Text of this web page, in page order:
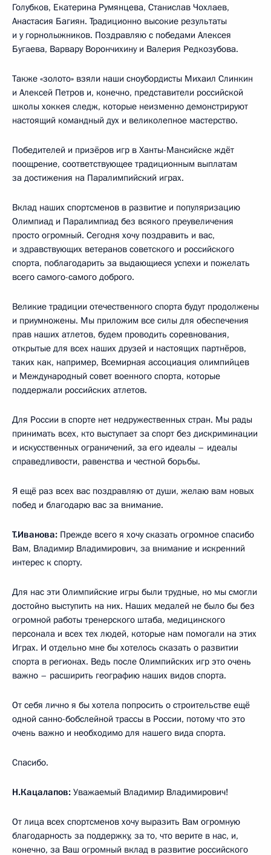
Голубков, Екатерина Румянцева, Станислав Чохлаев,
Анастасия Багиян. Традиционно высокие результаты
и у горнолыжников. Поздравляю с победами Алексея
Бугаева, Варвару Ворончихину и Валерия Редкозубова.
Также «золото» взяли наши сноубордисты Михаил Слинкин
и Алексей Петров и, конечно, представители российской
школы хоккея следж, которые неизменно демонстрируют
настоящий командный дух и великолепное мастерство.
Победителей и призёров игр в Ханты-Мансийске ждёт
поощрение, соответствующее традиционным выплатам
за достижения на Паралимпийский играх.
Вклад наших спортсменов в развитие и популяризацию
Олимпиад и Паралимпиад без всякого преувеличения
просто огромный. Сегодня хочу поздравить и вас,
и здравствующих ветеранов советского и российского
спорта, поблагодарить за выдающиеся успехи и пожелать
всего самого-самого доброго.
Великие традиции отечественного спорта будут продолжены
и приумножены. Мы приложим все силы для обеспечения
прав наших атлетов, будем проводить соревнования,
открытые для всех наших друзей и настоящих партнёров,
таких как, например, Всемирная ассоциация олимпийцев
и Международный совет военного спорта, которые
поддержали российских атлетов.
Для России в спорте нет недружественных стран. Мы рады
принимать всех, кто выступает за спорт без дискриминации
и искусственных ограничений, за его идеалы – идеалы
справедливости, равенства и честной борьбы.
Я ещё раз всех вас поздравляю от души, желаю вам новых
побед и благодарю вас за внимание.
Т.Иванова: Прежде всего я хочу сказать огромное спасибо
Вам, Владимир Владимирович, за внимание и искренний
интерес к спорту.
Для нас эти Олимпийские игры были трудные, но мы смогли
достойно выступить на них. Наших медалей не было бы без
огромной работы тренерского штаба, медицинского
персонала и всех тех людей, которые нам помогали на этих
Играх. И отдельно мне бы хотелось сказать о развитии
спорта в регионах. Ведь после Олимпийских игр это очень
важно – расширить географию наших видов спорта.
От себя лично я бы хотела попросить о строительстве ещё
одной санно-бобслейной трассы в России, потому что это
очень важно и необходимо для нашего вида спорта.
Спасибо.
Н.Кацалапов: Уважаемый Владимир Владимирович!
От лица всех спортсменов хочу выразить Вам огромную
благодарность за поддержку, за то, что верите в нас, и,
конечно, за Ваш огромный вклад в развитие российского